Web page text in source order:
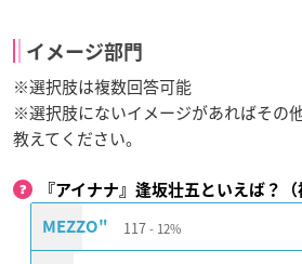
イメージ部門
※選択肢は複数回答可能
※選択肢にないイメージがあればその
教えてください。
『アイナナ』逢坂壮五といえば？（
MEZZO" 117 12%